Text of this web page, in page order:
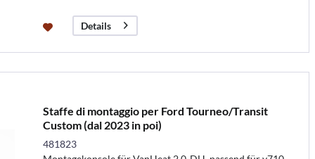
Details
Staffe di montaggio per Ford Tourneo/Transit
Custom (dal 2023 in poi)
481823